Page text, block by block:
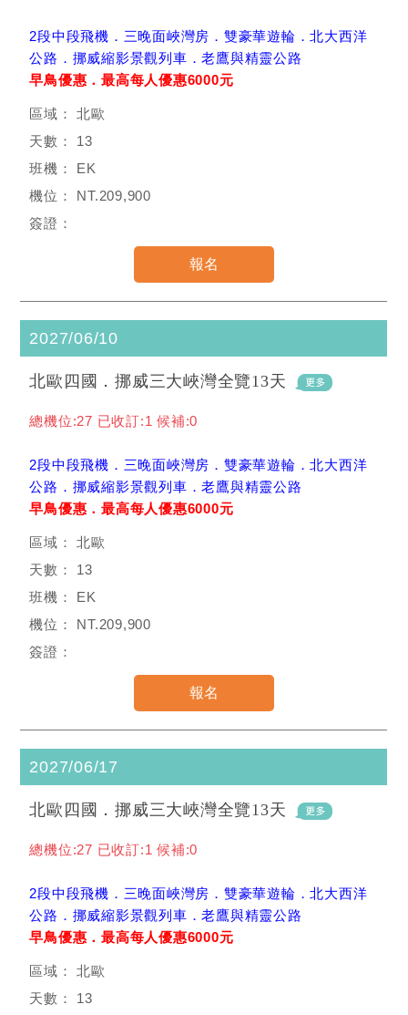
2段中段飛機．三晚面峽灣房．雙豪華遊輪．北大西洋
公路．挪威縮影景觀列車．老鷹與精靈公路
早鳥優惠．最高每人優惠6000元
北歐
13
EK
NT.209,900
2027/06/10
北歐四國．挪威三大峽灣全覽13天
總機位:27 已收訂:1 候補:0
2段中段飛機．三晚面峽灣房．雙豪華遊輪．北大西洋
公路．挪威縮影景觀列車．老鷹與精靈公路
早鳥優惠．最高每人優惠6000元
北歐
13
EK
NT.209,900
2027/06/17
北歐四國．挪威三大峽灣全覽13天
總機位:27 已收訂:1 候補:0
2段中段飛機．三晚面峽灣房．雙豪華遊輪．北大西洋
公路．挪威縮影景觀列車．老鷹與精靈公路
早鳥優惠．最高每人優惠6000元
北歐
13